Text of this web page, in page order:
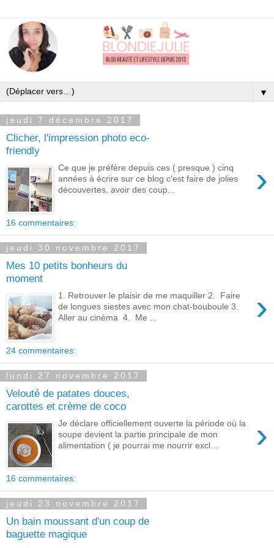
▼
jeudi 7 décembre 2017
Clicher, l'impression photo eco-
friendly
›
Ce que je préfère depuis ces ( presque ) cinq
années à écrire sur ce blog c'est faire de jolies
découvertes, avoir des coup...
16 commentaires:
jeudi 30 novembre 2017
Mes 10 petits bonheurs du
moment
›
1. Retrouver le plaisir de me maquiller 2. Faire
de longues siestes avec mon chat-bouboule 3.
Aller au cinéma 4. Me ...
24 commentaires:
lundi 27 novembre 2017
Velouté de patates douces,
carottes et crème de coco
›
Je déclare officiellement ouverte la période où la
soupe devient la partie principale de mon
alimentation ( je pourrai me nourrir excl...
16 commentaires:
jeudi 23 novembre 2017
Un bain moussant d'un coup de
baguette magique